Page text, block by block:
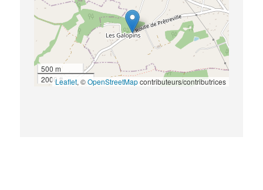
500 m
2000 ftLeaflet, ©OpenStreetMapcontributeurs/contributrices